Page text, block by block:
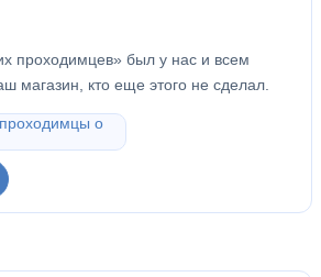
проходимцев» был у нас и всем
магазин, кто еще этого не сделал.